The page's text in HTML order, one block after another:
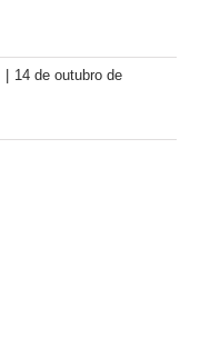
14 de outubro de